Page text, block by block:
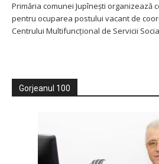
Primăria comunei Jupîneşti organizează
pentru ocuparea postului vacant de
Centrului Multifuncţional de Servicii
Gorjeanul 100